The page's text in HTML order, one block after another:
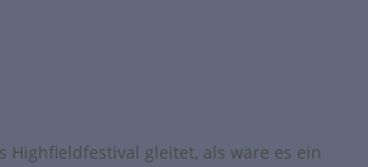
Highfieldfestival gleitet, als wäre es ein